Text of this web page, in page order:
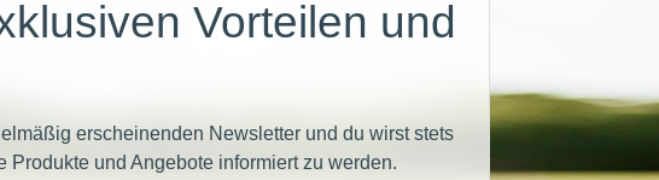
Vorteilen und
erscheinenden Newsletter und du wirst stets
Produkte und Angebote informiert zu werden.